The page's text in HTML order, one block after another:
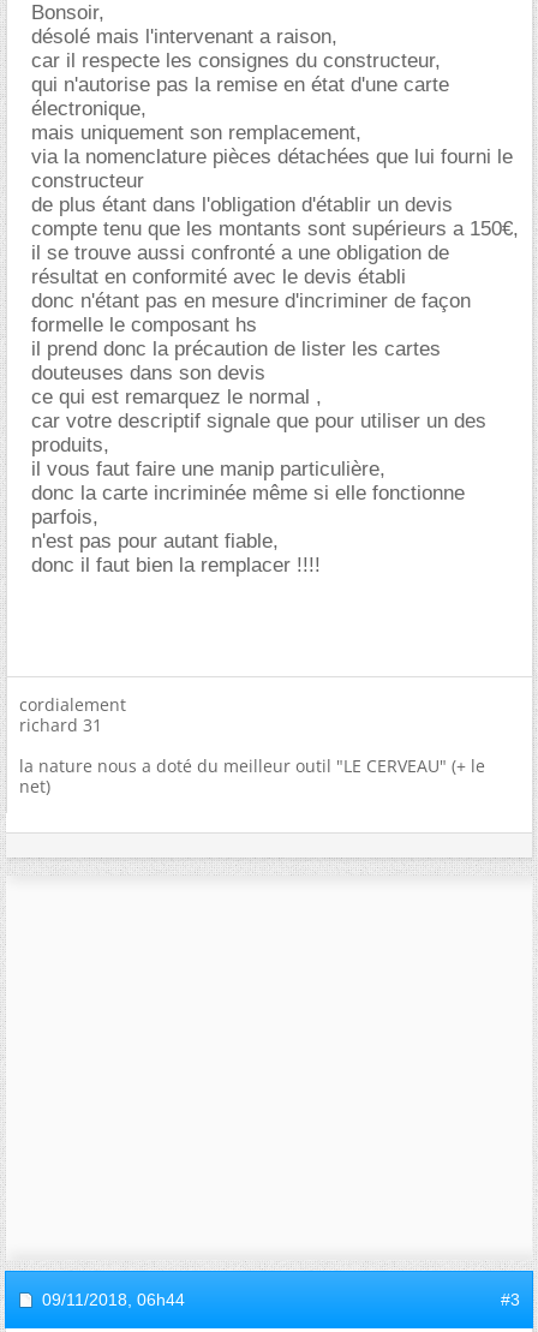
Bonsoir,
désolé mais l'intervenant a raison,
car il respecte les consignes du constructeur,
qui n'autorise pas la remise en état d'une carte
électronique,
mais uniquement son remplacement,
via la nomenclature pièces détachées que lui fourni le
constructeur
de plus étant dans l'obligation d'établir un devis
compte tenu que les montants sont supérieurs a 150€,
il se trouve aussi confronté a une obligation de
résultat en conformité avec le devis établi
donc n'étant pas en mesure d'incriminer de façon
formelle le composant hs
il prend donc la précaution de lister les cartes
douteuses dans son devis
ce qui est remarquez le normal ,
car votre descriptif signale que pour utiliser un des
produits,
il vous faut faire une manip particulière,
donc la carte incriminée même si elle fonctionne
parfois,
n'est pas pour autant fiable,
donc il faut bien la remplacer !!!!
cordialement
richard 31
la nature nous a doté du meilleur outil "LE CERVEAU" (+ le
net)
09/11/2018, 06h44 #3